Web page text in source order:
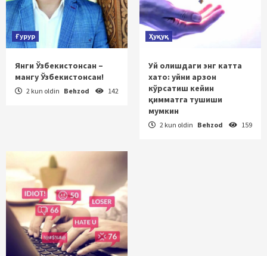
Ғурур
Янги Ўзбекистонсан –
мангу Ўзбекистонсан!
2 kun oldin Behzod 142
Ҳуқуқ
Уй олишдаги энг катта
хато: уйни арзон
кўрсатиш кейин
қимматга тушиши
мумкин
2 kun oldin Behzod 159